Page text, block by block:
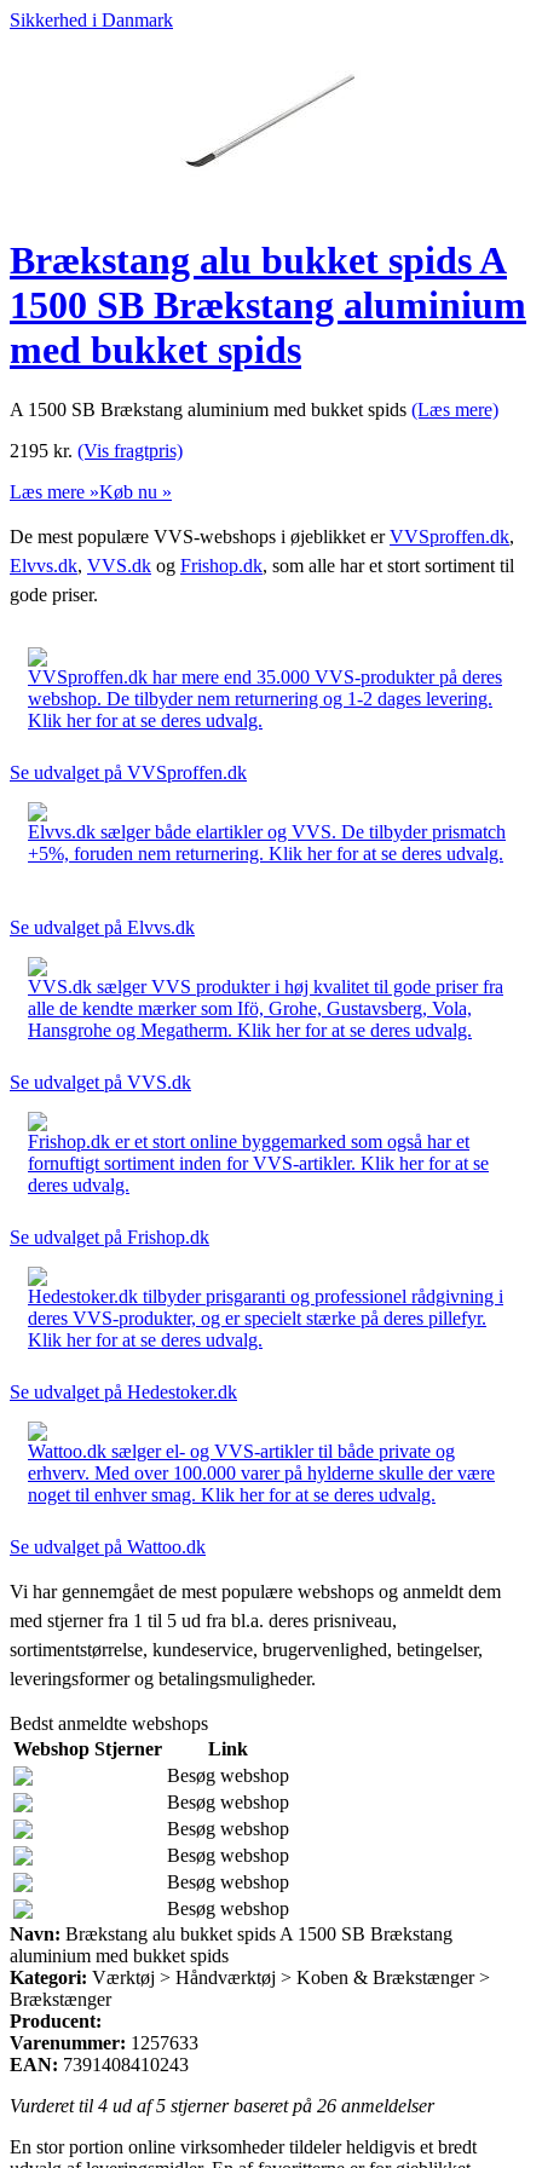
Sikkerhed i Danmark
Brækstang alu bukket spids A
1500 SB Brækstang aluminium
med bukket spids
A 1500 SB Brækstang aluminium med bukket spids (Læs mere)
2195 kr. (Vis fragtpris)
Læs mere »Køb nu »
De mest populære VVS-webshops i øjeblikket erVVSproffen.dk,
Elvvs.dk, VVS.dk og Frishop.dk, som alle har et stort sortiment til
gode priser.
VVSproffen.dk har mere end 35.000 VVS-produkter på deres
webshop. De tilbyder nem returnering og 1-2 dages levering.
Klik her for at se deres udvalg.
Se udvalget på VVSproffen.dk
Elvvs.dk sælger både elartikler og VVS. De tilbyder prismatch
+5%, foruden nem returnering. Klik her for at se deres udvalg.
Se udvalget på Elvvs.dk
VVS.dk sælger VVS produkter i høj kvalitet til gode priser fra
alle de kendte mærker som Ifö, Grohe, Gustavsberg, Vola,
Hansgrohe og Megatherm. Klik her for at se deres udvalg.
Se udvalget på VVS.dk
Frishop.dk er et stort online byggemarked som også har et
fornuftigt sortiment inden for VVS-artikler. Klik her for at se
deres udvalg.
Se udvalget på Frishop.dk
Hedestoker.dk tilbyder prisgaranti og professionel rådgivning i
deres VVS-produkter, og er specielt stærke på deres pillefyr.
Klik her for at se deres udvalg.
Se udvalget på Hedestoker.dk
Wattoo.dk sælger el- og VVS-artikler til både private og
erhverv. Med over 100.000 varer på hylderne skulle der være
noget til enhver smag. Klik her for at se deres udvalg.
Se udvalget på Wattoo.dk
Vi har gennemgået de mest populære webshops og anmeldt dem
med stjerner fra 1 til 5 ud fra bl.a. deres prisniveau,
sortimentstørrelse, kundeservice, brugervenlighed, betingelser,
leveringsformer og betalingsmuligheder.
Bedst anmeldte webshops
Webshop Stjerner
Link
Besøg webshop
Besøg webshop
Besøg webshop
Besøg webshop
Besøg webshop
Besøg webshop
Navn: Brækstang alu bukket spids A 1500 SB Brækstang
aluminium med bukket spids
Kategori: Værktøj > Håndværktøj > Koben & Brækstænger >
Brækstænger
Producent:
Varenummer: 1257633
EAN: 7391408410243
Vurderet til 4 ud af 5 stjerner baseret på 26 anmeldelser
En stor portion online virksomheder tildeler heldigvis et bredt